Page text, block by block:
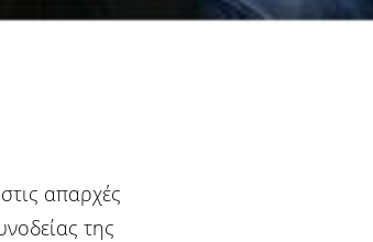
απαρχές
της